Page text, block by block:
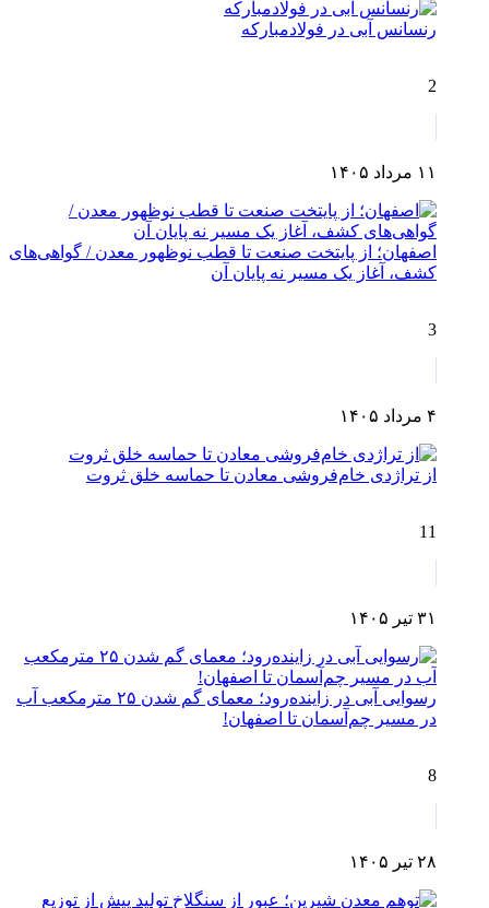
رنسانس آبی در فولادمبارکه
2
۱۱ مرداد ۱۴۰۵
اصفهان؛ از پایتخت صنعت تا قطب نوظهور معدن / گواهی‌های
کشف، آغاز یک مسیر نه پایان آن
3
۴ مرداد ۱۴۰۵
از تراژدی خام‌فروشی معادن تا حماسه خلق ثروت
11
۳۱ تیر ۱۴۰۵
رسوایی آبی در زاینده‌رود؛ معمای گم شدن ۲۵ مترمکعب آب
در مسیر چم‌آسمان تا اصفهان!
8
۲۸ تیر ۱۴۰۵